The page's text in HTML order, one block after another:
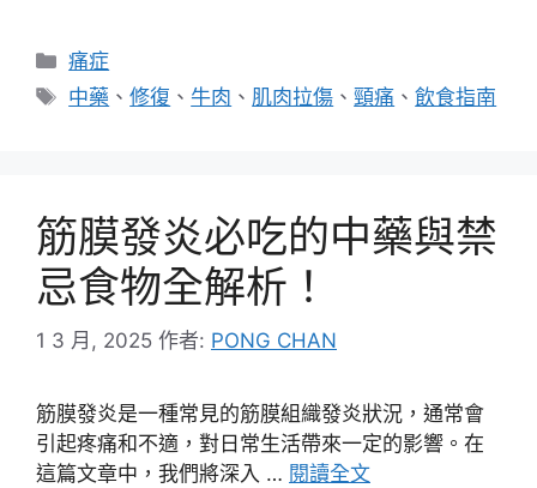
分
類
痛症
標
中藥 、修復 、牛肉 、 肌肉拉傷 、頸痛 、飲食指南
筋膜發炎必吃的中藥與禁
忌食物全解析！
1 3 月, 2025 作者: PONG CHAN
筋膜發炎是一種常見的筋膜組織發炎狀況，通常會
引起疼痛和不適，對日常生活帶來一定的影響。在
這篇文章中，我們將深入 … 閱讀全文